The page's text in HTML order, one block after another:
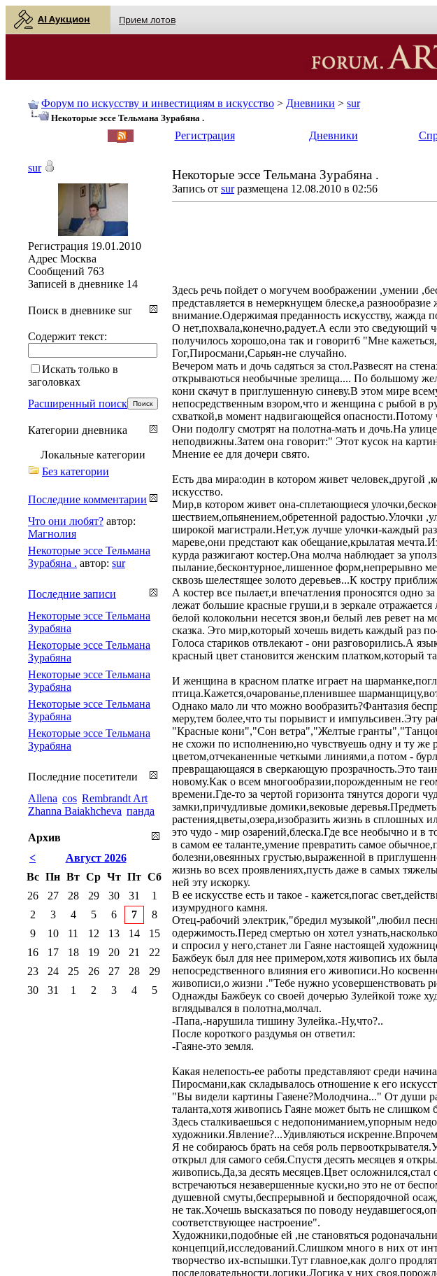
AI Аукцион Прием лотов
Форум по искусству и инвестициям в искусство > Дневники > sur
Некоторые эссе Тельмана Зурабяна .
Регистрация Дневники
Некоторые эссе Тельмана Зурабяна .
Запись от surразмещена 12.08.2010 в 02:56
Здесь речь пойдет о могучем воображении ,умении
представляется в немеркнущем блеске,а
внимание.Одержимая преданность искусству, жажда
О нет,похвала,конечно,радует.А если это сведующий
получилось хорошо,она так и говорит6 "Мне
Гог,Пиросмани,Сарьян-не случайно.
Вечером мать и дочь садяться за стол.Развесят на
открываються необычные зрелища.... По большому
кони скачут в приглушенную синеву.В этом мире
непосредственным взором,что и женщина с рыбой в
схваткой,в момент надвигающейся опасности.Потому
Они подолгу смотрят на полотна-мать и дочь.На
неподвижны.Затем она говорит:" Этот кусок на
Мнение ее для дочери свято.
Есть два мира:один в котором живет человек,другой
искусство.
Мир,в котором живет она-сплетающиеся
шествием,опьянением,обретенной радостью.Улочки
широкой магистрали.Нет,уж лучше улочки-каждый
мареве,они предстают как обещание,крылатая
курда разжигают костер.Она молча наблюдает за
пылание,бесконтурное,лишенное форм,непрерывно
сквозь шелестящее золото деревьев...К костру
А костер все пылает,и впечатления проносятся одно
лежат большие красные груши,и в зеркале
белой колокольни несется звон,и белый лев ревет на
сказка. Это мир,который хочешь видеть каждый раз
Голоса стариков отвлекают - они разговорились.А
красный цвет становится женским платком,который
И женщина в красном платке играет на
птица.Кажется,очарованье,пленившее
Однако мало ли что можно вообразить?Фантазия
меру,тем более,что ты порывист и импульсивен.Эту
"Красные кони","Сон ветра","Желтые
не схожи по исполнению,но чувствуешь одну и ту
цветом,отчеканенные четкыми линиями,а потом -
превращающаяся в сверкающую прозрачность.Это
новому.Как о всем многообразии,порожденным не
времени.Где-то за чертой горизонта тянутся дороги
замки,причудливые домики,вековые
растения,цветы,озера,изобразить жизнь в сплошных
это чудо - мир озарений,блеска.Где все необычно и в
в самом ее таланте,умение превратить самое
болезни,овеянных грустью,выраженной в
жизнь во всех проявлениях,пусть даже в самых
ней эту искорку.
В ее искусстве есть и такое - кажется,погас
изумрудного камня.
Отец-рабочий электрик,"бредил музыкой",любил
одержимость.Перед смертью он хотел
и спросил у него,станет ли Гаяне настоящей
Бажбеук был для нее примером,хотя живопись их
непосредственного влияния его живописи.Но
живописи,о жизни ."Тебе нужно усовершенствовать
Однажды Бажбеук со своей дочерью Зулейкой тоже
вглядывался в полотна,молчал.
-Папа,-нарушила тишину Зулейка.-Ну,что?..
После короткого раздумья он ответил:
-Гаяне-это земля.
Какая нелепость-ее работы представляют среди
Пиросмани,как складывалось отношение к его
"Вы видели картины Гаяене?Молодчина..." От души
таланта,хотя живопись Гаяне может быть не
Здесь сталкиваешься с недопониманием,упорным
художники.Явление?...Удивляються искренне.Впрочем
Я не собираюсь брать на себя роль
открыл для самого себя.Спустя десять месяцев я
живопись.Да,за десять месяцев.Цвет
встречаються незавершенные куски,но это не от
душевной смуты,беспрерывной и беспорядочной
не так.Хочешь высказаться по поводу
соответствующее настроение".
Художники,подобные ей ,не становяться
концепций,исследований.Слишком много в них от
творчество их-вспышки.Тут главное,как долго
последовательности,логики.Логика у них
sur
Регистрация 19.01.2010
Адрес Москва
Сообщений 763
Записей в дневнике 14
Поиск в дневнике sur
Содержит текст:
Искать только в
заголовках
Расширенный поиск
Категории дневника
Локальные категории
Без категории
Последние комментарии
Что они любят? автор:
Магнолия
Некоторые эссе Тельмана
Зурабяна . автор: sur
Последние записи
Некоторые эссе Тельмана
Зурабяна
Некоторые эссе Тельмана
Зурабяна
Некоторые эссе Тельмана
Зурабяна
Некоторые эссе Тельмана
Зурабяна
Некоторые эссе Тельмана
Зурабяна
Последние посетители
Allena cos Rembrandt Art
Zhanna Baiakhcheva панда
Архив
<
Август 2026
Вс Пн Вт Ср Чт Пт Сб
26
27 28 29 30 31
1
2
3 4 5 6 7
8
9
10 11 12 13 14
15
16
17 18 19 20 21
22
23
24 25 26 27 28
29
30
31 1 2 3 4 5